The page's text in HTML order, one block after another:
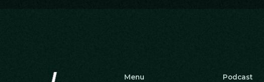
Menu Podcast